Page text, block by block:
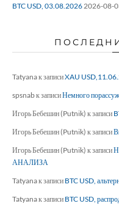
BTC USD, 03.08.2026 2026-08-
Tatyanaк записиXAU
spsnabк записиНемного
Игорь Бебешин (Putnik) к записи
Игорь Бебешин (Putnik) к записи
Игорь Бебешин (Putnik) к записи
АНАЛИЗА
Tatyanaк записи BTC USD,
Tatyanaк записи BTC USD,